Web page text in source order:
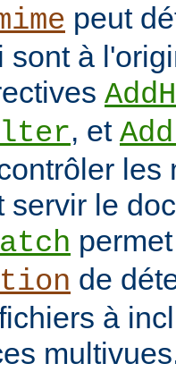
peut
sont à
, et
les
servir le
de
à